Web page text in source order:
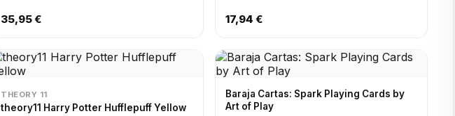
35,95 € 17,94 €
THEORY 11
theory11 Harry Potter Hufflepuff Yellow
Baraja Cartas: Spark Playing Cards by
Art of Play